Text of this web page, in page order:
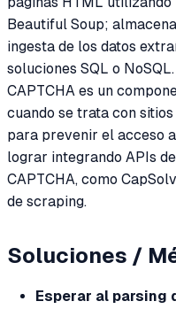
Beautiful Soup;
ingesta de los datos
soluciones SQL o
CAPTCHA es un
cuando se trata con
para prevenir el acceso
lograr integrando APIs
CAPTCHA, como
de scraping.
Soluciones /
Esperar al parsing